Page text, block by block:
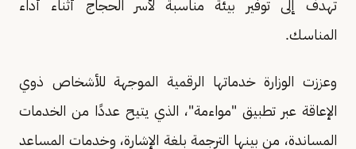
تهدف إلى توفير بيئة مناسبة لأسر الحجاج أثناء أداء
المناسك.
وعززت الوزارة خدماتها الرقمية الموجهة للأشخاص ذوي
الإعاقة عبر تطبيق "مواءمة"، الذي يتيح عددًا من الخدمات
المساندة، من بينها الترجمة بلغة الإشارة، وخدمات المساعد